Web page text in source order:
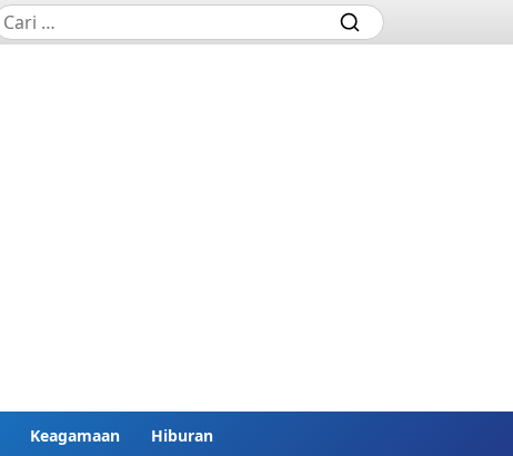
Keagamaan Hiburan